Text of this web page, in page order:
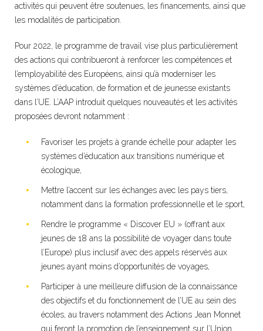
activités qui peuvent être soutenues, les financements, ainsi que
les modalités de participation.
Pour 2022, le programme de travail vise plus particulièrement
des actions qui contribueront à renforcer les compétences et
l’employabilité des Européens, ainsi qu’à moderniser les
systèmes d’éducation, de formation et de jeunesse existants
dans l’UE. L’AAP introduit quelques nouveautés et les activités
proposées devront notamment :
Favoriser les projets à grande échelle pour adapter les
systèmes d’éducation aux transitions numérique et
écologique,
Mettre l’accent sur les échanges avec les pays tiers,
notamment dans la formation professionnelle et le sport,
Rendre le programme « Discover EU » (offrant aux
jeunes de 18 ans la possibilité de voyager dans toute
l’Europe) plus inclusif avec des appels réservés aux
jeunes ayant moins d’opportunités de voyages,
Participer à une meilleure diffusion de la connaissance
des objectifs et du fonctionnement de l’UE au sein des
écoles, au travers notamment des Actions Jean Monnet
qui feront la promotion de l’enseignement sur l’Union